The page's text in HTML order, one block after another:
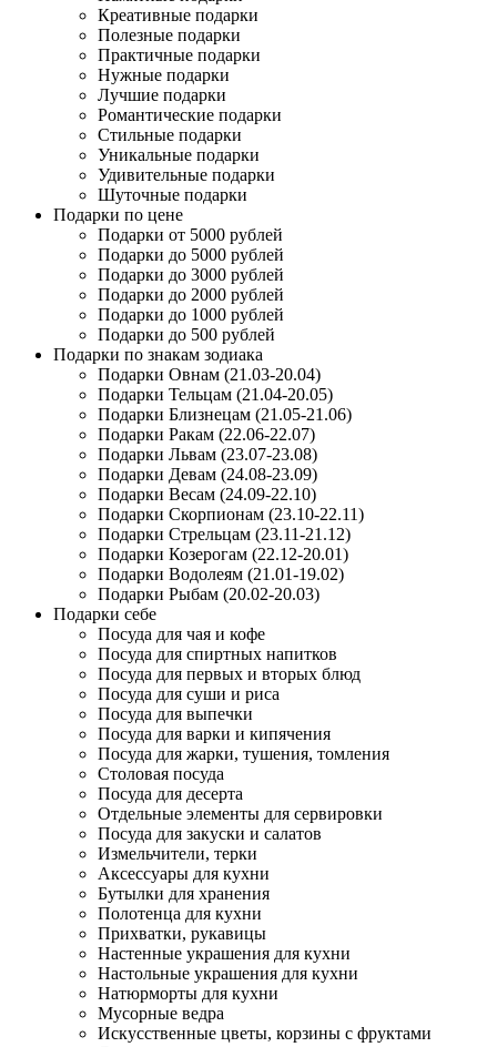
Креативные подарки
Полезные подарки
Практичные подарки
Нужные подарки
Лучшие подарки
Романтические подарки
Стильные подарки
Уникальные подарки
Удивительные подарки
Шуточные подарки
Подарки по цене
Подарки от 5000 рублей
Подарки до 5000 рублей
Подарки до 3000 рублей
Подарки до 2000 рублей
Подарки до 1000 рублей
Подарки до 500 рублей
Подарки по знакам зодиака
Подарки Овнам (21.03-20.04)
Подарки Тельцам (21.04-20.05)
Подарки Близнецам (21.05-21.06)
Подарки Ракам (22.06-22.07)
Подарки Львам (23.07-23.08)
Подарки Девам (24.08-23.09)
Подарки Весам (24.09-22.10)
Подарки Скорпионам (23.10-22.11)
Подарки Стрельцам (23.11-21.12)
Подарки Козерогам (22.12-20.01)
Подарки Водолеям (21.01-19.02)
Подарки Рыбам (20.02-20.03)
Подарки себе
Посуда для чая и кофе
Посуда для спиртных напитков
Посуда для первых и вторых блюд
Посуда для суши и риса
Посуда для выпечки
Посуда для варки и кипячения
Посуда для жарки, тушения, томления
Столовая посуда
Посуда для десерта
Отдельные элементы для сервировки
Посуда для закуски и салатов
Измельчители, терки
Аксессуары для кухни
Бутылки для хранения
Полотенца для кухни
Прихватки, рукавицы
Настенные украшения для кухни
Настольные украшения для кухни
Натюрморты для кухни
Мусорные ведра
Искусственные цветы, корзины с фруктами